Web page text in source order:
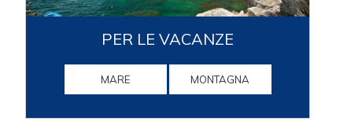
PER LE VACANZE
MARE MONTAGNA